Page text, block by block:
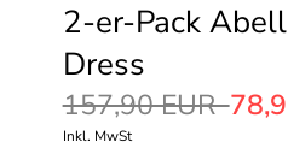
2-er-Pack
Dress
157,90 EUR
Inkl. MwSt